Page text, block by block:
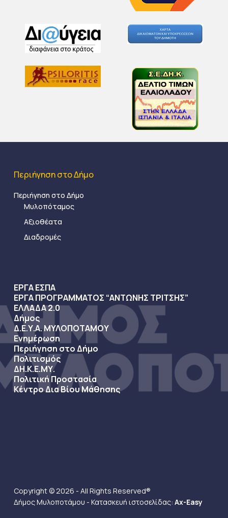
Περιήγηση στο Δήμο
Περιήγηση στο Δήμο
Μυλοπόταμος
Αξιοθέατα
Διαδρομές
ΕΡΓΑ ΕΣΠΑ
ΕΡΓΑ ΠΡΟΓΡΑΜΜΑΤΟΣ “ΑΝΤΩΝΗΣ ΤΡΙΤΣΗΣ”
ΕΛΛΑΔΑ 2.0
Δήμος
Δ.Ε.Υ.Α. ΜΥΛΟΠΟΤΑΜΟΥ
Ενημέρωση
Περιήγηση στο Δήμο
Πολιτισμός
ΔΗ.Κ.Ε.ΜΥ.
Πολιτική Προστασία
Κέντρο Δια Βίου Μάθησης
Copyright © 2026 - All Rights Reserved®
Δήμος Μυλοποτάμου - Κατασκευή ιστοσελίδας: Ax-Easy